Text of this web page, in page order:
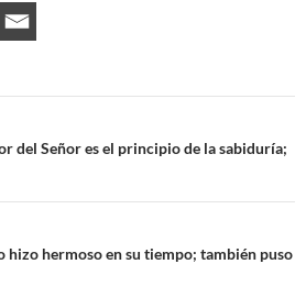
del Señor es el principio de la sabiduría;
hizo hermoso en su tiempo; también puso